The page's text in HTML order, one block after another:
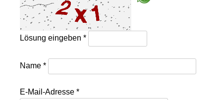
Lösung eingeben*
Name*
E-Mail-Adresse*